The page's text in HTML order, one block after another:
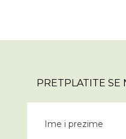
PRETPLATITE SE